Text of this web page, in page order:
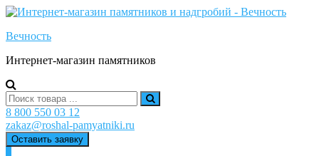
Skip
content
Вечность
Интернет-магазин памятников
Search
for:
8 800 550 03 12
zakaz@roshal-pamyatniki.ru
Оставить заявку